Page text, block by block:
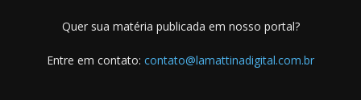
Quer sua matéria publicada em nosso portal?
Entre em contato: contato@lamattinadigital.com.br